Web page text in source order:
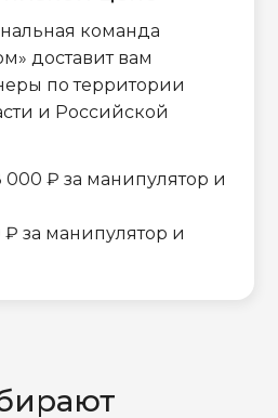
команда
доставит вам
по территории
и Российской
₽ за манипулятор и
за манипулятор и